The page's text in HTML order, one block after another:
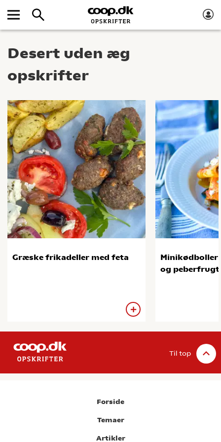
Desert uden æg
opskrifter
Græske frikadeller med feta
Minikødboller
og
Til top
Forside
Temaer
Artikler